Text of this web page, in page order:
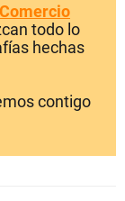
Comercio
todo lo
hechas
contigo